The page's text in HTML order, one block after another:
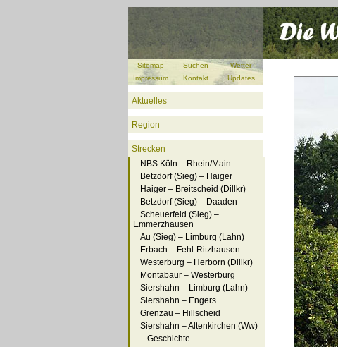
Sitemap Suchen
Wetter
Impressum
Kontakt Updates
Aktuelles
Region
Strecken
NBS Köln – Rhein/Main
Betzdorf (Sieg) – Haiger
Haiger – Breitscheid (Dillkr)
Betzdorf (Sieg) – Daaden
Scheuerfeld (Sieg) –
Emmerzhausen
Au (Sieg) – Limburg (Lahn)
Erbach – Fehl-Ritzhausen
Westerburg – Herborn (Dillkr)
Montabaur – Westerburg
Siershahn – Limburg (Lahn)
Siershahn – Engers
Grenzau – Hillscheid
Siershahn – Altenkirchen (Ww)
Geschichte